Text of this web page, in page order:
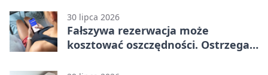
30 lipca 2026
Fałszywa rezerwacja może
kosztować oszczędności. Ostrzega